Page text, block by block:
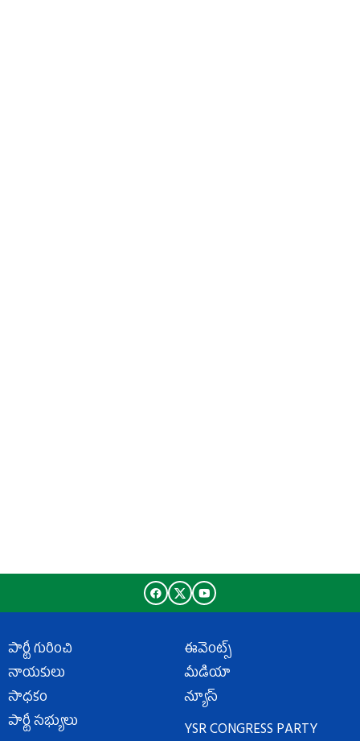
పార్టీ గురించి
నాయకులు
సాధకం
పార్టీ సభ్యులు
ఈవెంట్స్
మీడియా
న్యూస్
YSR CONGRESS PARTY